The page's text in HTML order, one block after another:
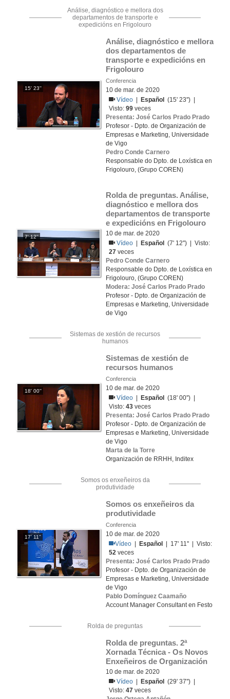
Análise, diagnóstico e mellora dos
departamentos de transporte e
expedicións en Frigolouro
15' 23''
Análise, diagnóstico e mellora
dos departamentos de
transporte e expedicións en
Frigolouro
Conferencia
10 de mar. de 2020
Vídeo
Español
(15' 23'') |
Visto:99 veces
Presenta: José Carlos Prado Prado
Profesor - Dpto. de Organización de
Empresas e Marketing, Universidade
de Vigo
Pedro Conde Carnero
Responsable do Dpto. de Loxística en
Frigolouro, (Grupo COREN)
7' 12''
Rolda de preguntas. Análise,
diagnóstico e mellora dos
departamentos de transporte
e expedicións en Frigolouro
10 de mar. de 2020
Vídeo
Español
(7' 12'') | Visto:
27 veces
Pedro Conde Carnero
Responsable do Dpto. de Loxística en
Frigolouro, (Grupo COREN)
Modera: José Carlos Prado Prado
Profesor - Dpto. de Organización de
Empresas e Marketing, Universidade
de Vigo
Sistemas de xestión de recursos
humanos
18' 00''
Sistemas de xestión de
recursos humanos
Conferencia
10 de mar. de 2020
Vídeo
Español
(18' 00'') |
Visto:43 veces
Presenta: José Carlos Prado Prado
Profesor - Dpto. de Organización de
Empresas e Marketing, Universidade
de Vigo
Marta de la Torre
Organización de RRHH, Inditex
Somos os enxeñeiros da
produtividade
17' 11''
Somos os enxeñeiros da
produtividade
Conferencia
10 de mar. de 2020
Vídeo
Español
| 17' 11'' | Visto:
52 veces
Presenta: José Carlos Prado Prado
Profesor - Dpto. de Organización de
Empresas e Marketing, Universidade
de Vigo
Pablo Domínguez Caamaño
Account Manager Consultant en Festo
Rolda de preguntas
Rolda de preguntas. 2ª
Xornada Técnica - Os Novos
Enxeñeiros de Organización
10 de mar. de 2020
Vídeo
Español
(29' 37'') |
Visto:47 veces